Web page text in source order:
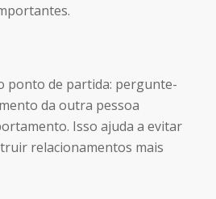
ponto de partida: pergunte-
da outra pessoa
Isso ajuda a evitar
relacionamentos mais